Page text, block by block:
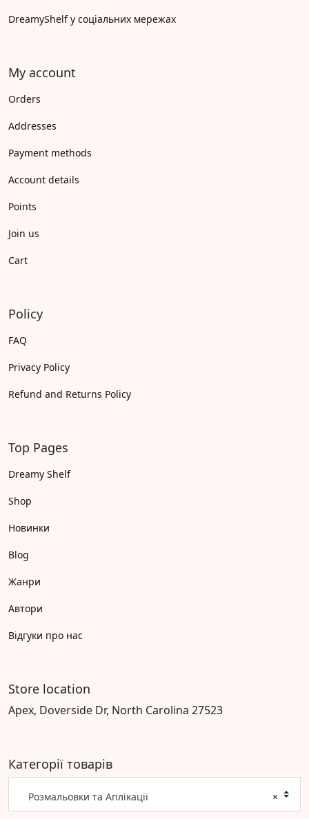
DreamyShelf у соціальних мережах
My account
Orders
Addresses
Payment methods
Account details
Points
Join us
Cart
Policy
FAQ
Privacy Policy
Refund and Returns Policy
Top Pages
Dreamy Shelf
Shop
Новинки
Blog
Жанри
Автори
Відгуки про нас
Store location
Apex, Doverside Dr, North Carolina 27523
Категорії товарів
×
Розмальовки та Аплікації